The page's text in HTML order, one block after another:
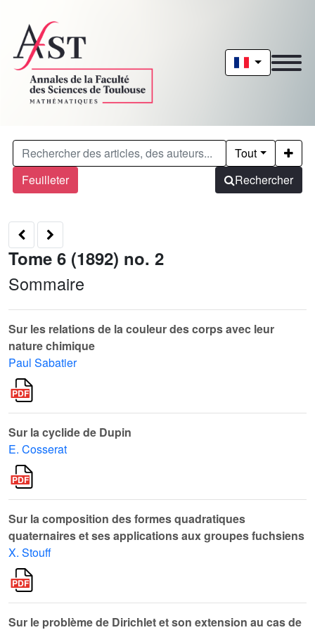
Feuilleter
Tout
Rechercher
Tome 6 (1892) no. 2
Sommaire
Sur les relations de la couleur des corps avec leur
nature chimique
Paul Sabatier
Sur la cyclide de Dupin
E. Cosserat
Sur la composition des formes quadratiques
quaternaires et ses applications aux groupes fuchsiens
X. Stouff
Sur le problème de Dirichlet et son extension au cas de